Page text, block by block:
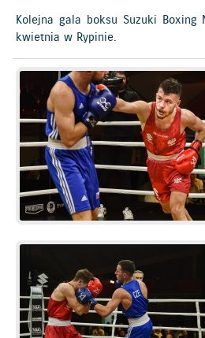
Kolejna gala boksu Suzuki
kwietnia w Rypinie.